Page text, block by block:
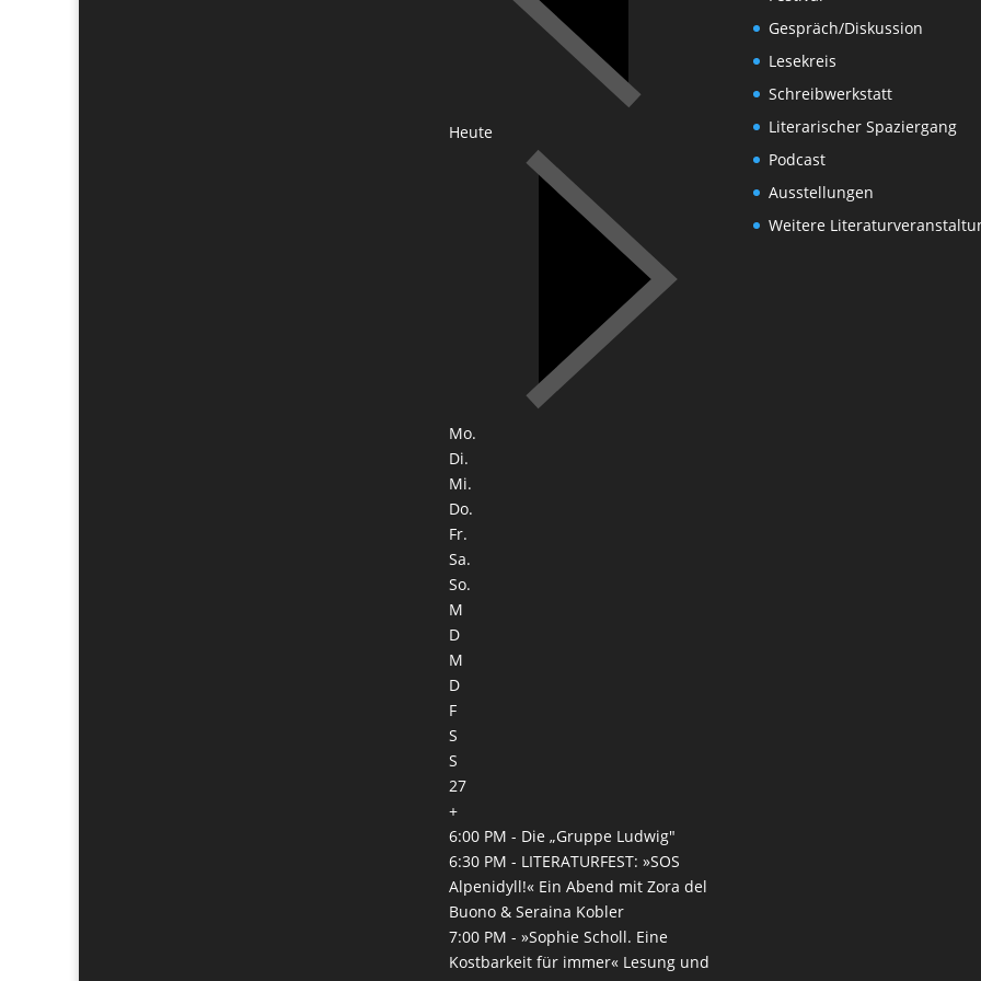
Heute
Mo.
Di.
Mi.
Do.
Fr.
Sa.
So.
M
D
M
D
F
S
S
27
+
6:00 PM - Die „Gruppe Ludwig"
6:30 PM - LITERATURFEST: »SOS
Alpenidyll!« Ein Abend mit Zora del
Buono & Seraina Kobler
7:00 PM -»Sophie Scholl. Eine
Kostbarkeit für immer« Lesung und
Gespräch/Diskussion
Lesekreis
Schreibwerkstatt
Literarischer Spaziergang
Podcast
Ausstellungen
Weitere